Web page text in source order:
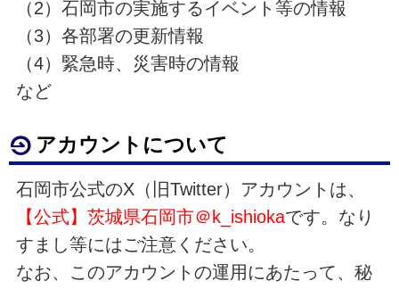
（2）石岡市の実施するイベント等の情報
（3）各部署の更新情報
（4）緊急時、災害時の情報
など
アカウントについて
石岡市公式のX（旧Twitter）アカウントは、
【公式】茨城県石岡市＠ k_ishiokaです。なり
すまし等にはご注意ください。
なお、このアカウントの運用にあたって、秘